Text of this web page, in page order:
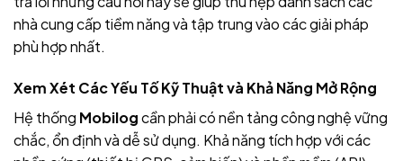
nhà cung cấp tiềm năng và tập trung vào các giải pháp
phù hợp nhất.
Xem Xét Các Yếu Tố Kỹ Thuật và Khả Năng Mở Rộng
Hệ thống Mobilogcần phải có nền tảng công nghệ vững
chắc, ổn định và dễ sử dụng. Khả năng tích hợp với các